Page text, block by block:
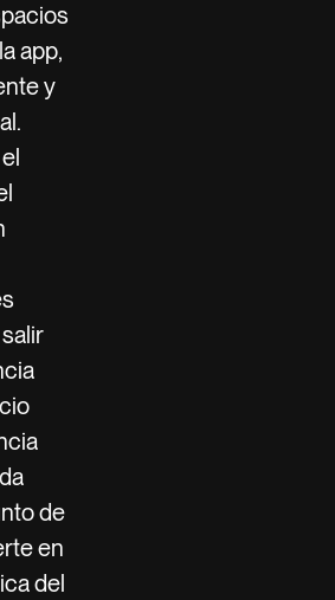
app,
y
de
en
del